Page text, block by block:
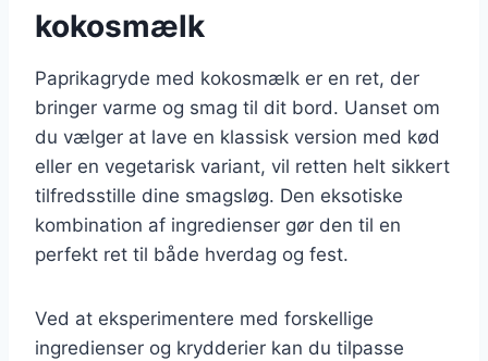
kokosmælk
Paprikagryde med kokosmælk er en ret, der
bringer varme og smag til dit bord. Uanset om
du vælger at lave en klassisk version med kød
eller en vegetarisk variant, vil retten helt sikkert
tilfredsstille dine smagsløg. Den eksotiske
kombination af ingredienser gør den til en
perfekt ret til både hverdag og fest.
Ved at eksperimentere med forskellige
ingredienser og krydderier kan du tilpasse